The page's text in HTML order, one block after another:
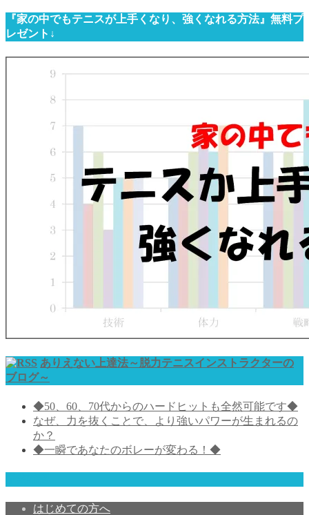
『家の中でもテニスが上手くなり、強くなれる方法』無料プ
レゼント↓
ありえない上達法～脱力テニスインストラクターの
ブログ～
◆50、60、70代からのハードヒットも全然可能です◆
なぜ、力を抜くことで、より強いパワーが生まれるの
か？
◆一瞬であなたのボレーが変わる！◆
はじめての方へ